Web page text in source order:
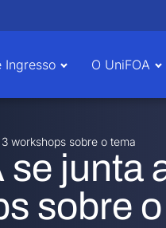
Ingresso O UniFOA
workshops sobre o tema
junta
sobre